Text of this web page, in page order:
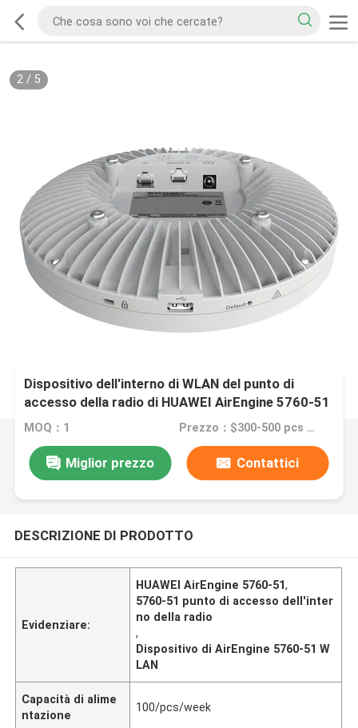
2/ 5
Dispositivo dell'interno di WLAN del punto di
accesso della radio di HUAWEI AirEngine 5760-51
MOQ：1 Prezzo：$300-500 pcs Negotiable
Miglior prezzo Contattici
DESCRIZIONE DI PRODOTTO
Evidenziare:
HUAWEI AirEngine 5760-51,
5760-51 punto di accesso dell'inter
no della radio
,
Dispositivo di AirEngine 5760-51 W
LAN
Capacità di alime
ntazione
100/pcs/week